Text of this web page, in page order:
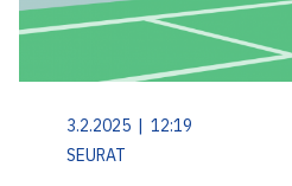
3.2.2025 | 12:19
SEURAT